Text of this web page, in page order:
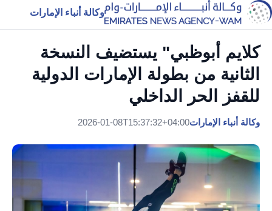
وكالة أنباء الإمارات
كلايم أبوظبي" يستضيف النسخة
الثانية من بطولة الإمارات الدولية
للقفز الحر الداخلي
وكالة أنباء الإمارات2026-01-08T15:37:32+04:00